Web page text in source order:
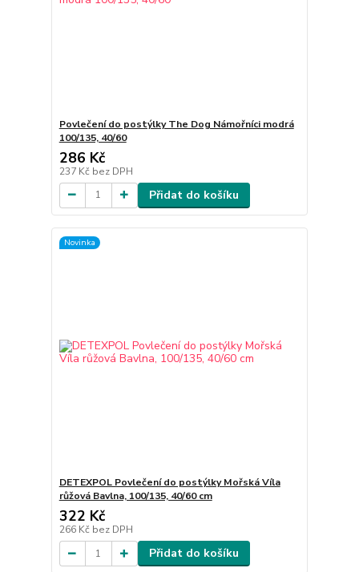
Povlečení do postýlky The Dog Námořníci modrá
100/135, 40/60
286 Kč
237 Kč bez DPH
Přidat do košíku
Novinka
DETEXPOL Povlečení do postýlky Mořská Víla
růžová Bavlna, 100/135, 40/60 cm
322 Kč
266 Kč bez DPH
Přidat do košíku